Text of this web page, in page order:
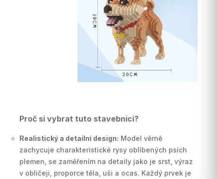
Proč si vybrat tuto stavebnici?
Realistický a detailní design: Model věrně
zachycuje charakteristické rysy oblíbených psích
plemen, se zaměřením na detaily jako je srst, výraz
v obličeji, proporce těla, uši a ocas. Každý prvek je